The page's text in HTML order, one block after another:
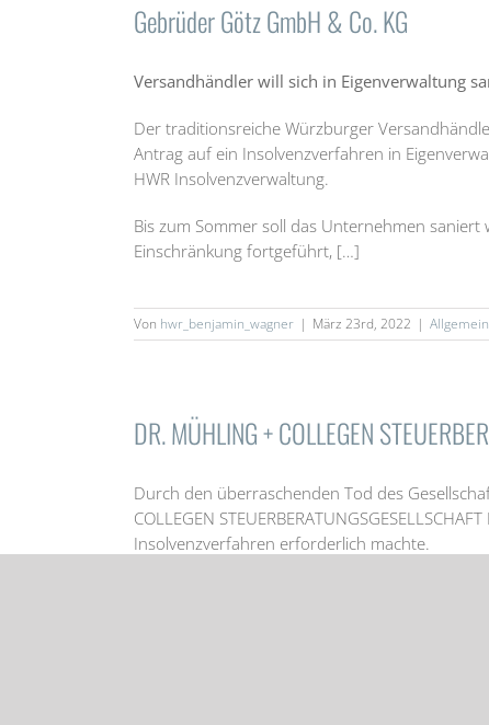
Gebrüder Götz GmbH & Co. KG
Versandhändler will sich in Eigenverwaltung
Der traditionsreiche Würzburger
Antrag auf ein Insolvenzverfahren in
HWR Insolvenzverwaltung.
Bis zum Sommer soll das Unternehmen
Einschränkung fortgeführt, […]
Von hwr_benjamin_wagner | März 23rd, 2022 | Allgemein
DR. MÜHLING + COLLEGEN
Durch den überraschenden Tod des
COLLEGEN
Insolvenzverfahren erforderlich machte.